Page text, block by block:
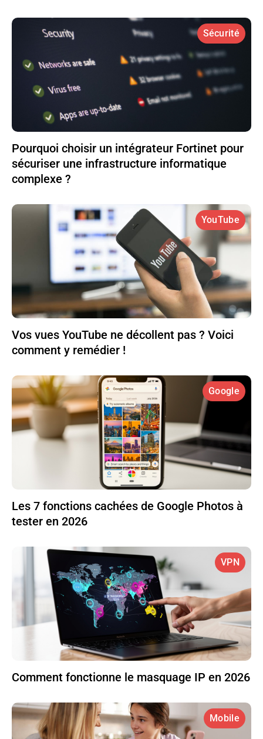
Sécurité
Pourquoi choisir un intégrateur Fortinet pour
sécuriser une infrastructure informatique
complexe ?
YouTube
Vos vues YouTube ne décollent pas ? Voici
comment y remédier !
Google
Les 7 fonctions cachées de Google Photos à
tester en 2026
VPN
Comment fonctionne le masquage IP en 2026
Mobile